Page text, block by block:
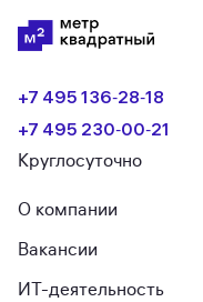
+7 495 136‑28‑18
+7 495 230‑00‑21
Круглосуточно
О компании
Вакансии
ИТ-деятельность